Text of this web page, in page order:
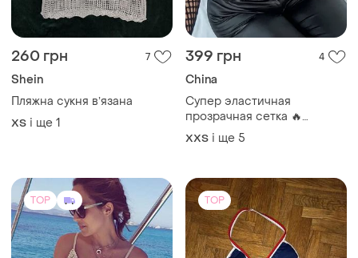
260 грн 7
Shein
Пляжна сукня вʼязана
ХS і ще 1
399 грн 4
China
Супер эластичная
прозрачная сетка 🔥
лонгслив-туника в сетку ⚡
вечеринка
XХS і ще 5
TOP TOP